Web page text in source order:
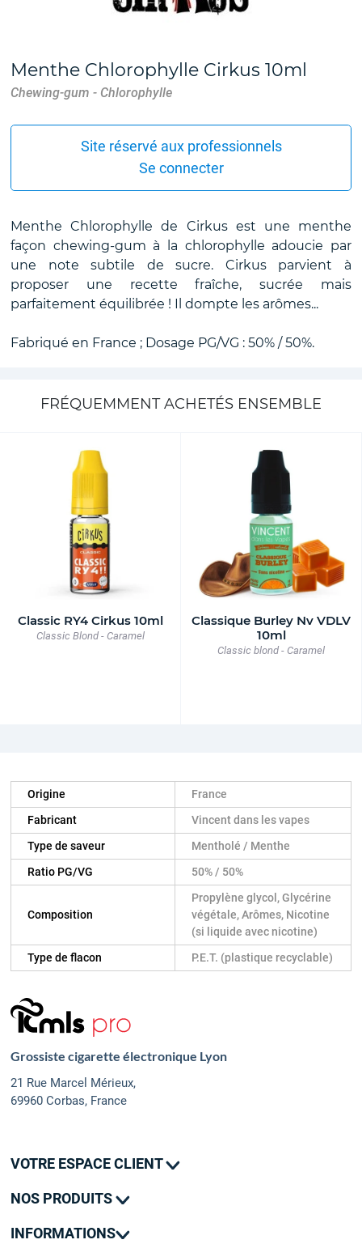
Menthe Chlorophylle Cirkus 10ml
Chewing-gum - Chlorophylle
Site réservé aux professionnels
Se connecter
Menthe Chlorophylle de Cirkus est une menthe
façon chewing-gum à la chlorophylle adoucie par
une note subtile de sucre. Cirkus parvient à
proposer une recette fraîche, sucrée mais
parfaitement équilibrée ! Il dompte les arômes...
Fabriqué en France ; Dosage PG/VG : 50% / 50%.
FRÉQUEMMENT ACHETÉS ENSEMBLE
Classic RY4 Cirkus 10ml
Classic Blond - Caramel
Classique Burley Nv VDLV
10ml
Classic blond - Caramel
Origine
France
Fabricant
Vincent dans les vapes
Type de saveur
Mentholé / Menthe
Ratio PG/VG
50% / 50%
Composition
Propylène glycol, Glycérine
végétale, Arômes, Nicotine
(si liquide avec nicotine)
Type de flacon
P.E.T. (plastique recyclable)
Grossiste cigarette électronique Lyon
21 Rue Marcel Mérieux,
69960 Corbas, France
VOTRE ESPACE CLIENT
Mes adresses
NOS PRODUITS
Nouveautés
INFORMATIONS